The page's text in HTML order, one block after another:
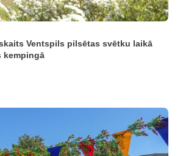
Ventspils pilsētas svētku laikā
kempingā